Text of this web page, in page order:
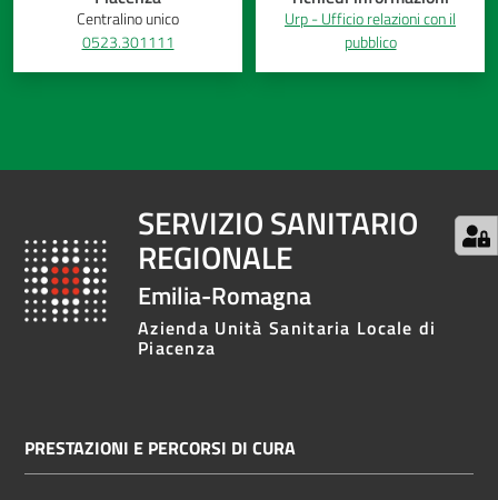
Centralino unico
0523.301111
Urp - Ufficio relazioni con il
pubblico
SERVIZIO SANITARIO
REGIONALE
Emilia-Romagna
Azienda Unità Sanitaria Locale di
Piacenza
PRESTAZIONI E PERCORSI DI CURA